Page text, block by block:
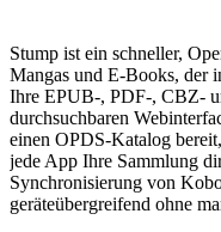
Stump ist ein schneller,
Mangas und E-Books, der
Ihre EPUB-, PDF-, CBZ-
durchsuchbaren
einen OPDS-Katalog
jede App Ihre Sammlung
Synchronisierung von
geräteübergreifend ohne